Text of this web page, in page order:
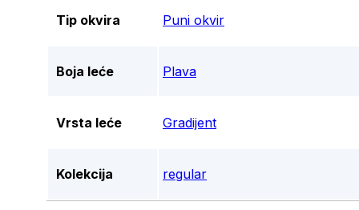
Tip okvira Puni okvir
Boja leće Plava
Vrsta leće Gradijent
Kolekcija regular